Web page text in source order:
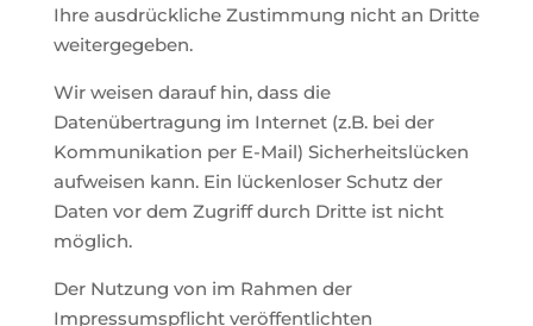
Ihre ausdrückliche Zustimmung nicht an Dritte
weitergegeben.
Wir weisen darauf hin, dass die
Datenübertragung im Internet (z.B. bei der
Kommunikation per E-Mail) Sicherheitslücken
aufweisen kann. Ein lückenloser Schutz der
Daten vor dem Zugriff durch Dritte ist nicht
möglich.
Der Nutzung von im Rahmen der
Impressumspflicht veröffentlichten